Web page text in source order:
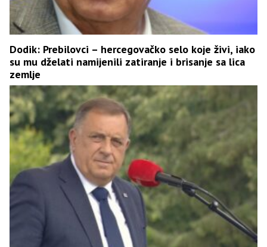
Dodik: Prebilovci – hercegovačko selo koje živi, iako
su mu dželati namijenili zatiranje i brisanje sa lica
zemlje